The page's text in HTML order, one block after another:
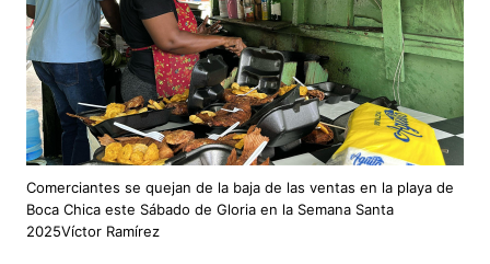
Comerciantes se quejan de la baja de las ventas en la playa de
Boca Chica este Sábado de Gloria en la Semana Santa
2025Víctor Ramírez